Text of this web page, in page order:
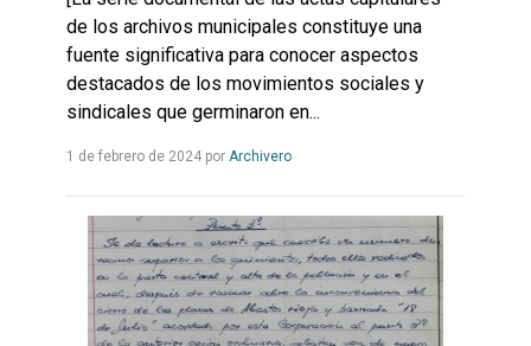
de los archivos municipales constituye una
fuente significativa para conocer aspectos
destacados de los movimientos sociales y
sindicales que germinaron en...
1 de febrero de 2024por ArchiveroLeer